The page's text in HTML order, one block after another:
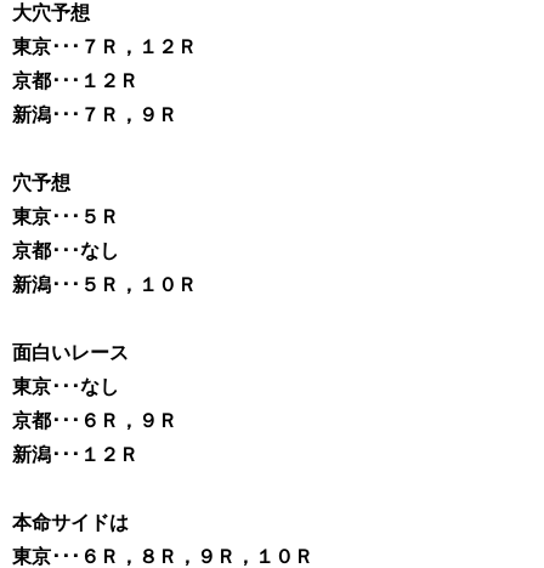
大穴予想
東京･･･７Ｒ，１２Ｒ
京都･･･１２Ｒ
新潟･･･７Ｒ，９Ｒ
穴予想
東京･･･５Ｒ
京都･･･なし
新潟･･･５Ｒ，１０Ｒ
面白いレース
東京･･･なし
京都･･･６Ｒ，９Ｒ
新潟･･･１２Ｒ
本命サイドは
東京･･･６Ｒ，８Ｒ，９Ｒ，１０Ｒ